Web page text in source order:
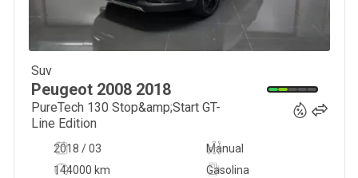
Suv
Peugeot 2008 2018
PureTech 130 Stop&amp;Start GT-
Line Edition
2018 / 03
Manual
144000 km
Gasolina